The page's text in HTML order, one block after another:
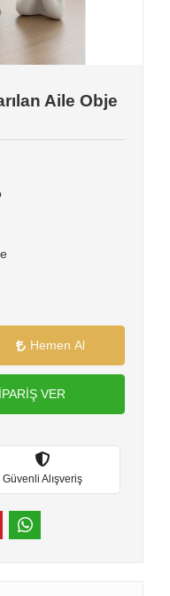
Aile Obje
Hemen Al
VER
Güvenli Alışveriş